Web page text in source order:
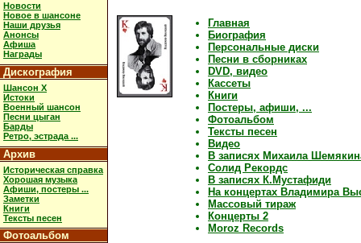
Новости
Новое в шансоне
Наши друзья
Анонсы
Афиша
Награды
Дискография
Шансон X
Истоки
Военный шансон
Песни цыган
Барды
Ретро, эстрада ...
Архив
Историческая справка
Хорошая музыка
Афиши, постеры ...
Заметки
Книги
Тексты песен
Фотоальбом
Главная
Биография
Персональные диски
Песни в сборниках
DVD, видео
Кассеты
Книги
Постеры, афиши, ...
Фотоальбом
Тексты песен
Видео
В записях Михаила
Солид Рекордс
В записях К.Мустафиди
На концертах Владимира
Массовый тираж
Концерты 2
Moroz Records